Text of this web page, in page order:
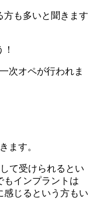
方も多いと聞きます
次オペが行われま
ます。
て受けられるとい
もインプラントは
感じるという方もい